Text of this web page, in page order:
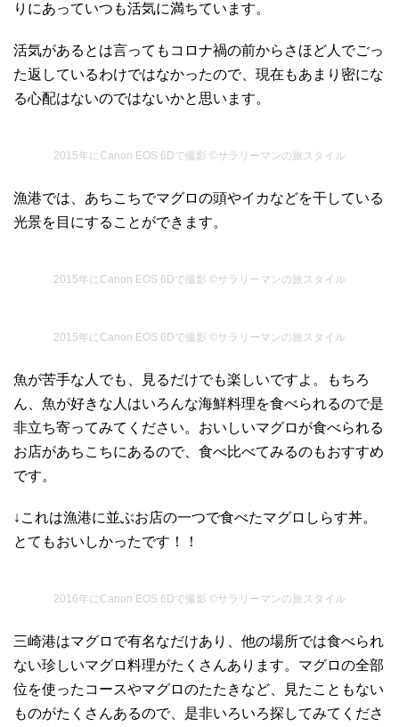
りにあっていつも活気に満ちています。
活気があるとは言ってもコロナ禍の前からさほど人でごっ
た返しているわけではなかったので、現在もあまり密にな
る心配はないのではないかと思います。
2015年にCanon EOS 6Dで撮影 ©サラリーマンの旅スタイル
漁港では、あちこちでマグロの頭やイカなどを干している
光景を目にすることができます。
2015年にCanon EOS 6Dで撮影 ©サラリーマンの旅スタイル
2015年にCanon EOS 6Dで撮影 ©サラリーマンの旅スタイル
魚が苦手な人でも、見るだけでも楽しいですよ。もちろ
ん、魚が好きな人はいろんな海鮮料理を食べられるので是
非立ち寄ってみてください。おいしいマグロが食べられる
お店があちこちにあるので、食べ比べてみるのもおすすめ
です。
↓これは漁港に並ぶお店の一つで食べたマグロしらす丼。
とてもおいしかったです！！
2016年にCanon EOS 6Dで撮影 ©サラリーマンの旅スタイル
三崎港はマグロで有名なだけあり、他の場所では食べられ
ない珍しいマグロ料理がたくさんあります。マグロの全部
位を使ったコースやマグロのたたきなど、見たこともない
ものがたくさんあるので、是非いろいろ探してみてくださ